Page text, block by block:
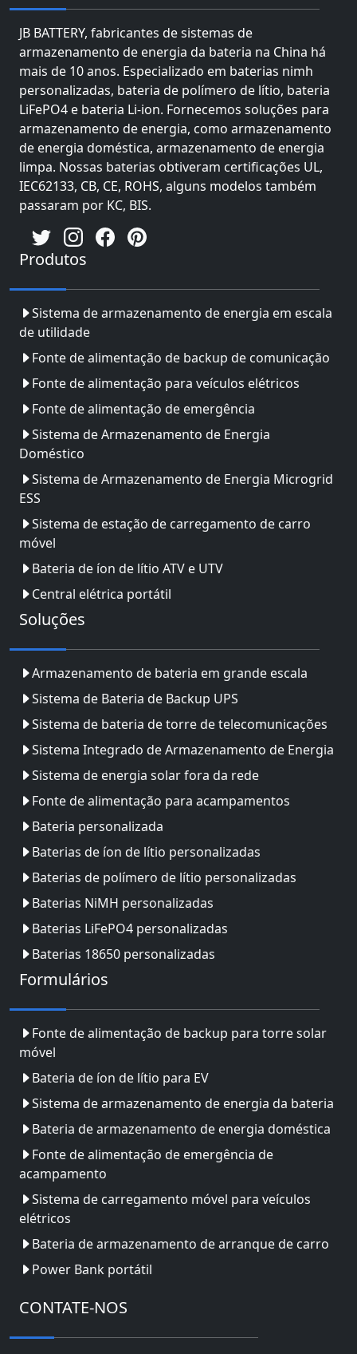
JB BATTERY, fabricantes de sistemas de
armazenamento de energia da bateria na China há
mais de 10 anos. Especializado em baterias nimh
personalizadas, bateria de polímero de lítio, bateria
LiFePO4 e bateria Li-ion. Fornecemos soluções para
armazenamento de energia, como armazenamento
de energia doméstica, armazenamento de energia
limpa. Nossas baterias obtiveram certificações UL,
IEC62133, CB, CE, ROHS, alguns modelos também
passaram por KC, BIS.
Produtos
Sistema de armazenamento de energia em escala
de utilidade
Fonte de alimentação de backup de comunicação
Fonte de alimentação para veículos elétricos
Fonte de alimentação de emergência
Sistema de Armazenamento de Energia
Doméstico
Sistema de Armazenamento de Energia Microgrid
ESS
Sistema de estação de carregamento de carro
móvel
Bateria de íon de lítio ATV e UTV
Central elétrica portátil
Soluções
Armazenamento de bateria em grande escala
Sistema de Bateria de Backup UPS
Sistema de bateria de torre de telecomunicações
Sistema Integrado de Armazenamento de Energia
Sistema de energia solar fora da rede
Fonte de alimentação para acampamentos
Bateria personalizada
Baterias de íon de lítio personalizadas
Baterias de polímero de lítio personalizadas
Baterias NiMH personalizadas
Baterias LiFePO4 personalizadas
Baterias 18650 personalizadas
Formulários
Fonte de alimentação de backup para torre solar
móvel
Bateria de íon de lítio para EV
Sistema de armazenamento de energia da bateria
Bateria de armazenamento de energia doméstica
Fonte de alimentação de emergência de
acampamento
Sistema de carregamento móvel para veículos
elétricos
Bateria de armazenamento de arranque de carro
Power Bank portátil
CONTATE-NOS